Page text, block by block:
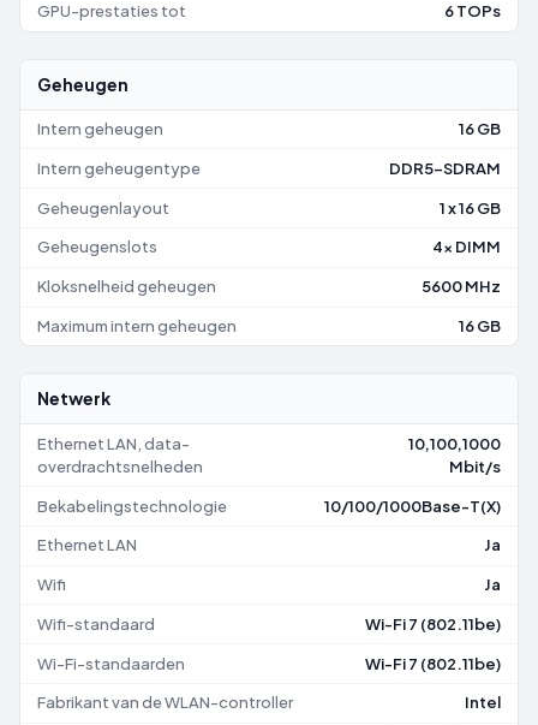
GPU-prestaties tot 6 TOPs
Geheugen
Intern geheugen 16 GB
Intern geheugentype DDR5-SDRAM
Geheugenlayout 1 x 16 GB
Geheugenslots 4x DIMM
Kloksnelheid geheugen 5600 MHz
Maximum intern geheugen 16 GB
Netwerk
Ethernet LAN, data-
overdrachtsnelheden
10,100,1000
Mbit/s
Bekabelingstechnologie 10/100/1000Base-T(X)
Ethernet LAN Ja
Wifi Ja
Wifi-standaard Wi-Fi 7 (802.11be)
Wi-Fi-standaarden Wi-Fi 7 (802.11be)
Fabrikant van de WLAN-controller Intel